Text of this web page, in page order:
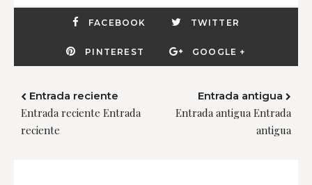
FACEBOOK TWITTER
PINTEREST GOOGLE +
Entrada reciente
Entrada reciente Entrada
reciente
Entrada antigua
Entrada antigua Entrada
antigua